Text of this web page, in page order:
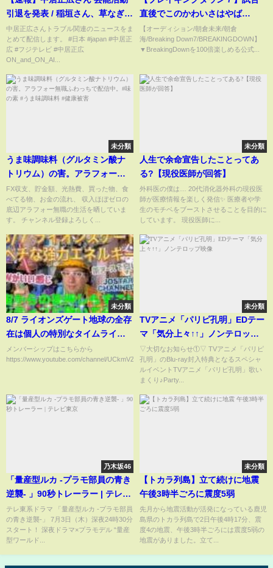
引退を発表 / 稲垣さん、草なぎさ
ん、香取さん「言葉が見つかり
ません」【ニュースまとめ】
ANN/テレ朝
中居正広さんトラブル関連のニュースをま
とめて配信します。 #日本 #japan #中居正
広 #フジテレビ #中居正広
ON_and_ON_AI...
直後でこのかわいさはやば
い...#shorts
【オーディション/朝倉未来/朝倉
海/Breaking Down7/BREAKINGDOWN】
▼BreakingDownを100倍楽しめる公式...
未分類
うま味調味料（グルタミン酸ナ
トリウム）の害。アラフォー無
職ふわっちで配信中。#味の素 #
うま味調味料 #健康被害
FX収支、貯金額、光熱費、買った物、食
べてる物、お金の流れ、 収入ほぼゼロの
底辺アラフォー無職の生活を晒していま
す。 チャンネル登録よろしく...
未分類
人生で余命宣告したことってあ
る?【現役医師が回答】
外科医の僕は… 20代消化器外科の現役医
師が医療情報を楽しく発信✨ 医療者や学
生のモチベをブーストさせることを目的に
しています。 現役医師に...
未分類
8/7 ライオンズゲート地球の全存
在は個人の特別なタイムライン
を 意識の生来の振動に基づいて
選んでいます感情状態のレベル
るのは霊的に適格な者だ
メンバーシップはこちらから
https://www.youtube.com/channel/UCkmVZXy6FxIwn8igs74awqQ...
未分類
TVアニメ「パリピ孔明」EDテー
マ「気分上々↑↑」ノンテロップ
映像
▽大切なお知らせ①▽ TVアニメ「パリピ
孔明」のBlu-ray封入特典となるスペシャ
ルイベントTVアニメ「パリピ孔明」歌い
まくり♪Party...
乃木坂46
「量産型ルカ -プラモ部員の青き
逆襲- 」90秒トレーラー | テレビ
東京
テレ東系ドラマ 「量産型ルカ -プラモ部員
の青き逆襲-」 7月3日（木）深夜24時30分
スタート！ 深夜ドラマ×プラモデル “量産
型ワールド...
未分類
【トカラ列島】立て続けに地震
午後3時半ごろに震度5弱
先月から地震活動が活発になっている鹿児
島県のトカラ列島で2日午後4時17分、震
度4の地震、午後3時半ごろには震度5弱の
地震がありました。立て...